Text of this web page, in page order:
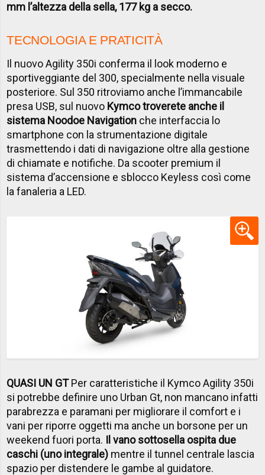
mm l’altezza della sella, 177 kg a secco.
TECNOLOGIA E PRATICITÀ
Il nuovo Agility 350i conferma il look moderno e
sportiveggiante del 300, specialmente nella visuale
posteriore. Sul 350 ritroviamo anche l’immancabile
presa USB, sul nuovo Kymco troverete anche il
sistema Noodoe Navigation che interfaccia lo
smartphone con la strumentazione digitale
trasmettendo i dati di navigazione oltre alla gestione
di chiamate e notifiche. Da scooter premium il
sistema d’accensione e sblocco Keyless così come
la fanaleria a LED.
QUASI UN GTPer caratteristiche il Kymco Agility 350i
si potrebbe definire uno Urban Gt, non mancano infatti
parabrezza e paramani per migliorare il comfort e i
vani per riporre oggetti ma anche un borsone per un
weekend fuori porta. Il vano sottosella ospita due
caschi (uno integrale) mentre il tunnel centrale lascia
spazio per distendere le gambe al guidatore.